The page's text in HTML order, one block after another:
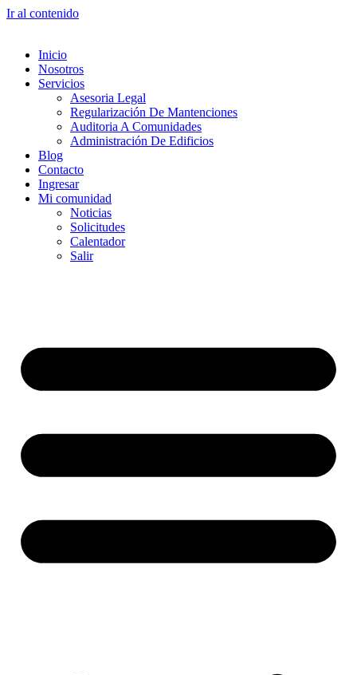
Ir al contenido
Inicio
Nosotros
Servicios
Asesoria Legal
Regularización De Mantenciones
Auditoria A Comunidades
Administración De Edificios
Blog
Contacto
Ingresar
Mi comunidad
Noticias
Solicitudes
Calentador
Salir